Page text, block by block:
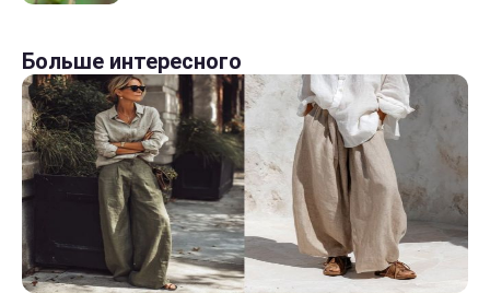
Больше интересного